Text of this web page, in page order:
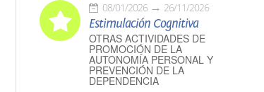
08/01/2026 26/11/2026
Estimulación Cognitiva
OTRAS ACTIVIDADES DE
PROMOCIÓN DE LA
AUTONOMÍA PERSONAL Y
PREVENCIÓN DE LA
DEPENDENCIA